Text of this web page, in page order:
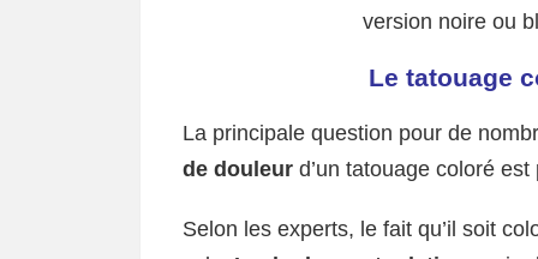
version noire ou
Le tatouage
La principale question pour de
de douleur d’un tatouage coloré
Selon les experts, le fait qu’il soit